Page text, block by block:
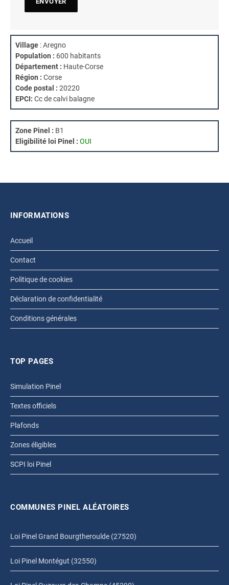
Village : Aregno
Population : 600 habitants
Département : Haute-Corse
Région : Corse
Code postal : 20220
EPCI: Cc de calvi balagne
Zone Pinel : B1
Eligibilité loi Pinel : OUI
INFORMATIONS
Accueil
Contact
Politique de cookies
Déclaration de confidentialité
Conditions générales
TOP PAGES
Simulation Pinel
Textes officiels
Plafonds
Zones éligibles
SCPI loi Pinel
COMMUNES PINEL ALÉATOIRES
Loi Pinel Grand Bourgtheroulde (27520)
Loi Pinel Montégut (32550)